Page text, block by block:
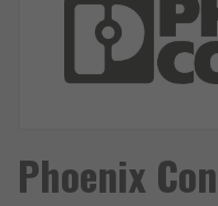
Phoenix